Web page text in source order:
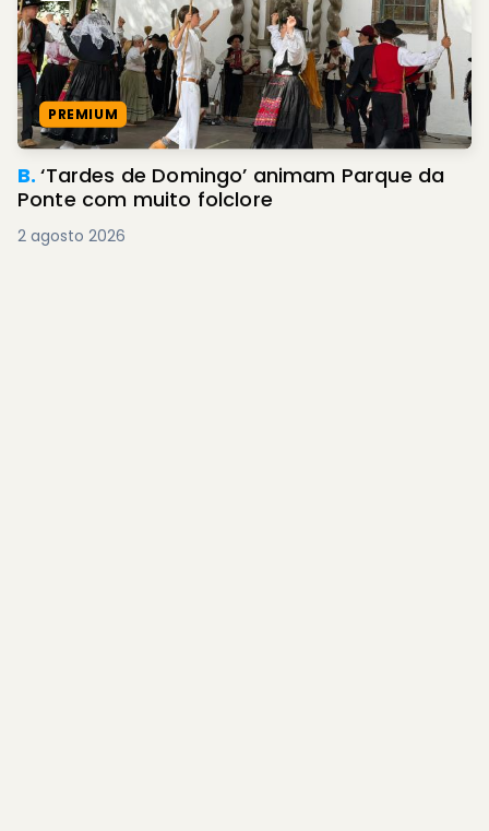
PREMIUM
B.‘Tardes de Domingo’ animam Parque da
Ponte com muito folclore
2 agosto 2026